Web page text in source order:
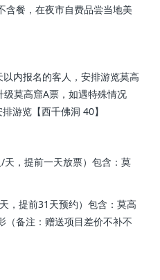
含餐，在夜市自费品尝当地美
内报名的客人，安排游览莫高
莫高窟A票，如遇特殊情况
游览【西千佛洞 40】
天，提前一天放票）包含：莫
，提前31天预约）包含：莫高
（备注：赠送项目差价不补不